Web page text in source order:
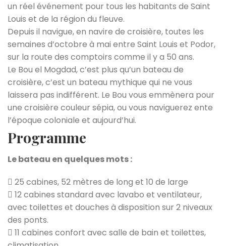
un réel événement pour tous les habitants de Saint
Louis et de la région du fleuve.
Depuis il navigue, en navire de croisière, toutes les
semaines d’octobre à mai entre Saint Louis et Podor,
sur la route des comptoirs comme il y a 50 ans.
Le Bou el Mogdad, c’est plus qu’un bateau de
croisière, c’est un bateau mythique qui ne vous
laissera pas indifférent. Le Bou vous emmènera pour
une croisière couleur sépia, ou vous naviguerez ente
l’époque coloniale et aujourd’hui.
Programme
Le bateau en quelques mots :
25 cabines, 52 mètres de long et 10 de large
12 cabines standard avec lavabo et ventilateur,
avec toilettes et douches à disposition sur 2 niveaux
des ponts.
11 cabines confort avec salle de bain et toilettes,